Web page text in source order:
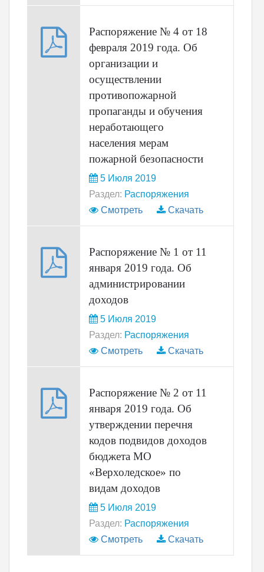
Распоряжение № 4 от 18
февраля 2019 года. Об
организации и
осуществлении
противопожарной
пропаганды и обучения
неработающего
населения мерам
пожарной безопасности
5 Июля 2019
Раздел: Распоряжения
Смотреть
Скачать
Распоряжение № 1 от 11
января 2019 года. Об
администрировании
доходов
5 Июля 2019
Раздел: Распоряжения
Смотреть
Скачать
Распоряжение № 2 от 11
января 2019 года. Об
утверждении перечня
кодов подвидов доходов
бюджета МО
«Верхоледское» по
видам доходов
5 Июля 2019
Раздел: Распоряжения
Смотреть
Скачать